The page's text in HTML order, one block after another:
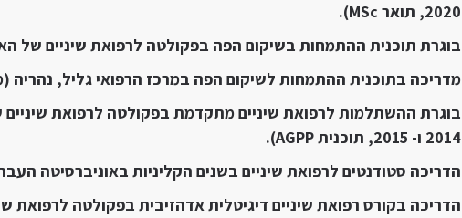
2020, תואר MSc).
בוגרת תוכנית ההתמחות בשיקום הפה בפקולטה לרפואת שיניים של
מדריכה בתוכנית ההתמחות לשיקום הפה במרכז הרפואי גליל, נהריה (משנת
בוגרת ההשתלמות לרפואת שיניים מתקדמת בפקולטה לרפואת
2014 ו- 2015, תוכנית AGPP).
הדריכה סטודנטים לרפואת שיניים בשנים הקליניות באוניברסיטה
הדריכה בקורס רפואת שיניים דיגיטלית אדהזיבית בפקולטה לרפואת